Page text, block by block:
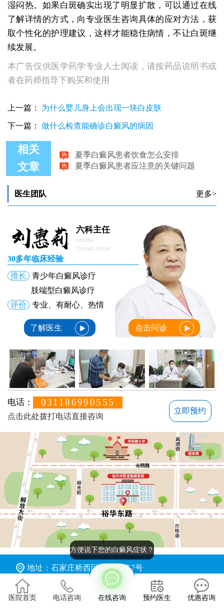
湿闷热。如果白斑确实出现了明显扩散，可以通过在线
了解详情的方式，向专业医生咨询具体的应对方法，获
取个性化的护理建议，这样才能稳住病情，不让白斑继
续发展。
本广告仅供医学药学专业人士阅读，请按药品说明书或
者在药师指导下购买和使用
上一篇： 为什么婴儿身上会出现一块白皮肤
下一篇： 做什么检查能确诊白癜风的病因
相关
文章
夏季白癜风患者应注意的关键问题
夏季白癜风防治与抗复发工程启动
医生团队 更多>
六科主任
ONLINE
TRANSLATION
30多年临床经验
擅长
青少年白癜风诊疗
肢端型白癜风诊疗
评价
专业、有耐心、热情
了解医生 点击问诊
电话： 031186990555
点击此处拨打电话直接咨询
立即预约
地址：石家庄桥西区裕华东路7号
版权所有：石家庄远大中医皮肤病医院
医院首页 电话咨询 在线咨询
方便说下您的白癜风症状？
预约医生 优惠咨询